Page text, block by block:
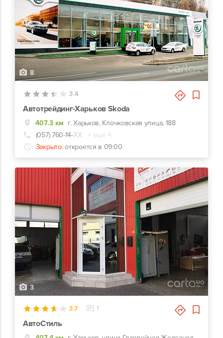
8
3.4
Автотрейдинг-Харьков Skoda
407.3 км г. Харьков, Клочковская улица, 188
(057) 760-14-ХХ
+ еще 4
Закрыто: откроется в 09:00
3
3.7 1
АвтоСтиль